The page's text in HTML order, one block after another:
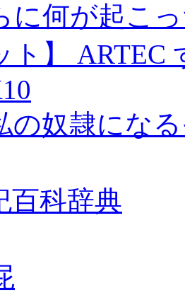
に何が起こ
ト】
の奴隷にな
百科辞典